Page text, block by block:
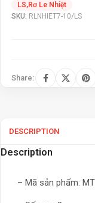
SKU: RLNHIET7-10/LS
LS,Rơ Le Nhiệt
Share:
DESCRIPTION
Description
– Mã sản phẩm: